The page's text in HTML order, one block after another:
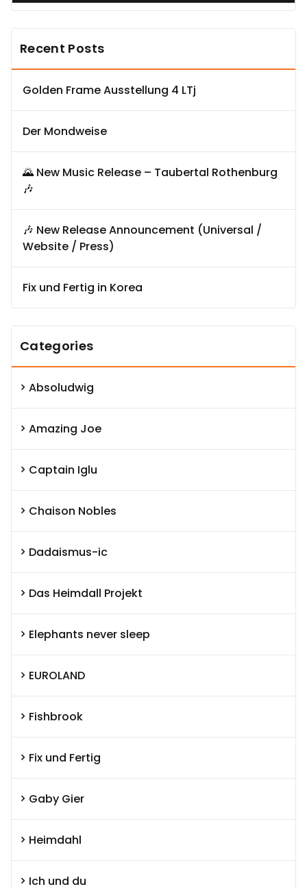
Recent Posts
Golden Frame Ausstellung 4 LTj
Der Mondweise
🌄 New Music Release – Taubertal Rothenburg
🎶
🎶 New Release Announcement (Universal /
Website / Press)
Fix und Fertig in Korea
Categories
Absoludwig
Amazing Joe
Captain Iglu
Chaison Nobles
Dadaismus-ic
Das Heimdall Projekt
Elephants never sleep
EUROLAND
Fishbrook
Fix und Fertig
Gaby Gier
Heimdahl
Ich und du